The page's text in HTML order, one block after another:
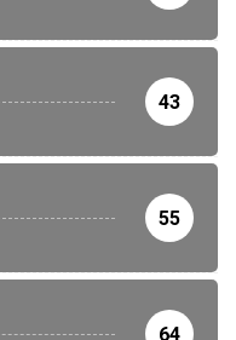
43
55
64